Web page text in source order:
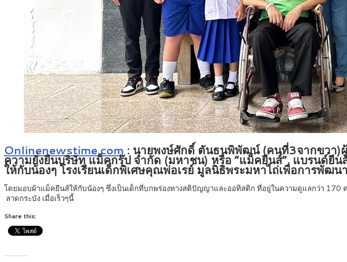
Onlinenewstime.com : นายพงษ์ศักดิ์ ตันธนพิพัฒน์ (คนที่3จากขวา)
ความยั่งยืนบริษัท แม็คกรุ๊ป จำกัด (มหาชน) หรือ “แม็คยีนส์” แบรนด์ยี
ให้กับน้องๆ โรงเรียนเด็กพิเศษคุณพ่อเรย์ มูลนิธิพระมหาไถ่เพื่อการพัฒ
โดยมอบผ้าแม็คยีนส์ให้กับน้องๆ ซึ่งเป็นเด็กที่บกพร่องทางสติปัญญาและออทิสติก ที่อยู่ในความดูแลกว่า 170
ลาดกระบัง เมื่อเร็วๆนี้
Share this: